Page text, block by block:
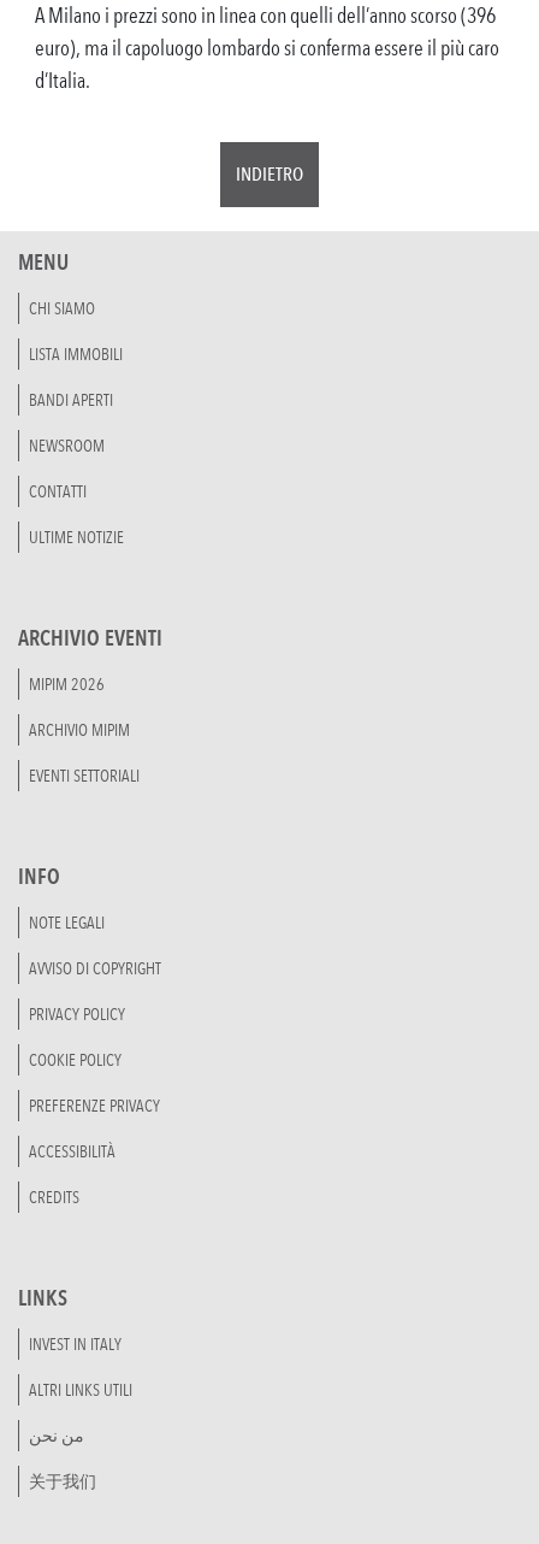
A Milano i prezzi sono in linea con quelli dell’anno scorso (396
euro), ma il capoluogo lombardo si conferma essere il più caro
d’Italia.
INDIETRO
MENU
CHI SIAMO
LISTA IMMOBILI
BANDI APERTI
NEWSROOM
CONTATTI
ULTIME NOTIZIE
ARCHIVIO EVENTI
MIPIM 2026
ARCHIVIO MIPIM
EVENTI SETTORIALI
INFO
NOTE LEGALI
AVVISO DI COPYRIGHT
PRIVACY POLICY
COOKIE POLICY
PREFERENZE PRIVACY
ACCESSIBILITÀ
CREDITS
LINKS
INVEST IN ITALY
ALTRI LINKS UTILI
من نحن
关于我们